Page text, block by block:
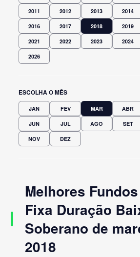
2011 2012 2013 2014
2016 2017 2018 2019
2021 2022 2023 2024
2026
ESCOLHA O MÊS
JAN FEV MAR ABR
JUN JUL AGO SET
NOV DEZ
Melhores
Fixa Duração
Soberano de
2018